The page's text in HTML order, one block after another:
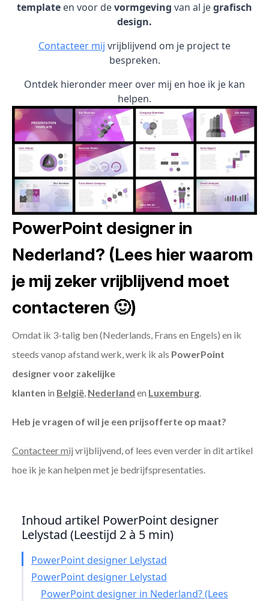
template en voor devormgeving van al jegrafisch
design.
Contacteer mij vrijblijvend om je project te
bespreken.
Ontdek hieronder meer over mij en hoe ik je kan
helpen.
PowerPoint designer in
Nederland? (Lees hier waarom
je mij zeker vrijblijvend moet
contacteren 🙂)
Omdat ik 3-talig ben (Nederlands, Frans en Engels) en ik
steeds vanop afstand werk, werk ik als PowerPoint
designer voor zakelijke
klanten in België, Nederland en Luxemburg.
Heb je vragen of wil je een prijsofferte op maat?
Contacteer mij vrijblijvend, of lees even verder in dit artikel
hoe ik je kan helpen met je bedrijfspresentaties.
Inhoud artikel PowerPoint designer
Lelystad (Leestijd 2 à 5 min)
PowerPoint designer Lelystad
PowerPoint designer Lelystad
PowerPoint designer in Nederland? (Lees